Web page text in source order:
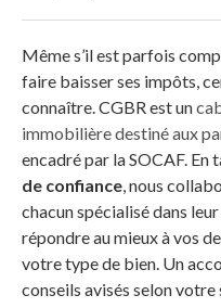
Même s’il est parfois
faire baisser ses impôts,
connaître. CGBR est un
immobilière destiné aux
encadré par la SOCAF. En
de confiance, nous
chacun spécialisé dans
répondre au mieux à vos
votre type de bien. Un
conseils avisés selon